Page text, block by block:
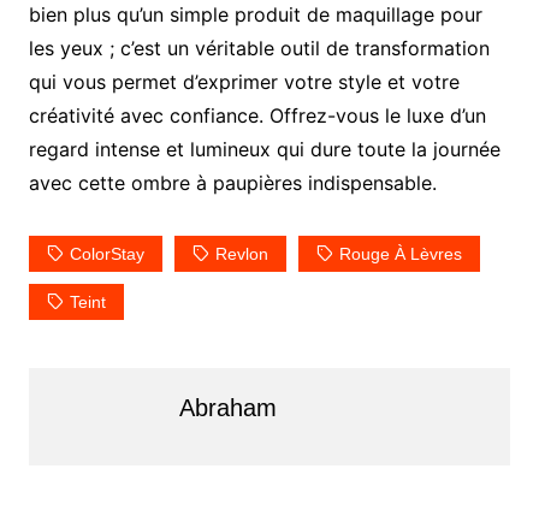
bien plus qu’un simple produit de maquillage pour
les yeux ; c’est un véritable outil de transformation
qui vous permet d’exprimer votre style et votre
créativité avec confiance. Offrez-vous le luxe d’un
regard intense et lumineux qui dure toute la journée
avec cette ombre à paupières indispensable.
ColorStay Revlon Rouge À Lèvres
Teint
Abraham